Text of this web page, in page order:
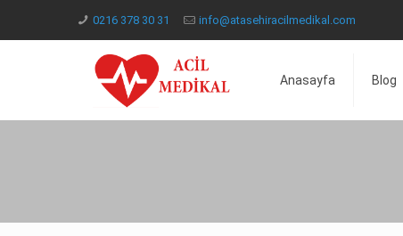
0216 378 30 31 info@atasehiracilmedikal.com
Anasayfa Blog